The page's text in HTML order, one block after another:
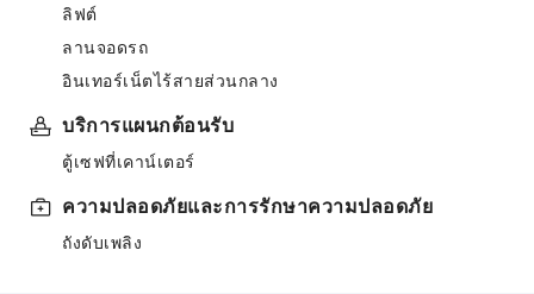
ลิฟต์
ลานจอดรถ
อินเทอร์เน็ตไร้สายส่วนกลาง
บริการแผนกต้อนรับ
ตู้เซฟที่เคาน์เตอร์
ความปลอดภัยและการรักษาความปลอดภัย
ถังดับเพลิง